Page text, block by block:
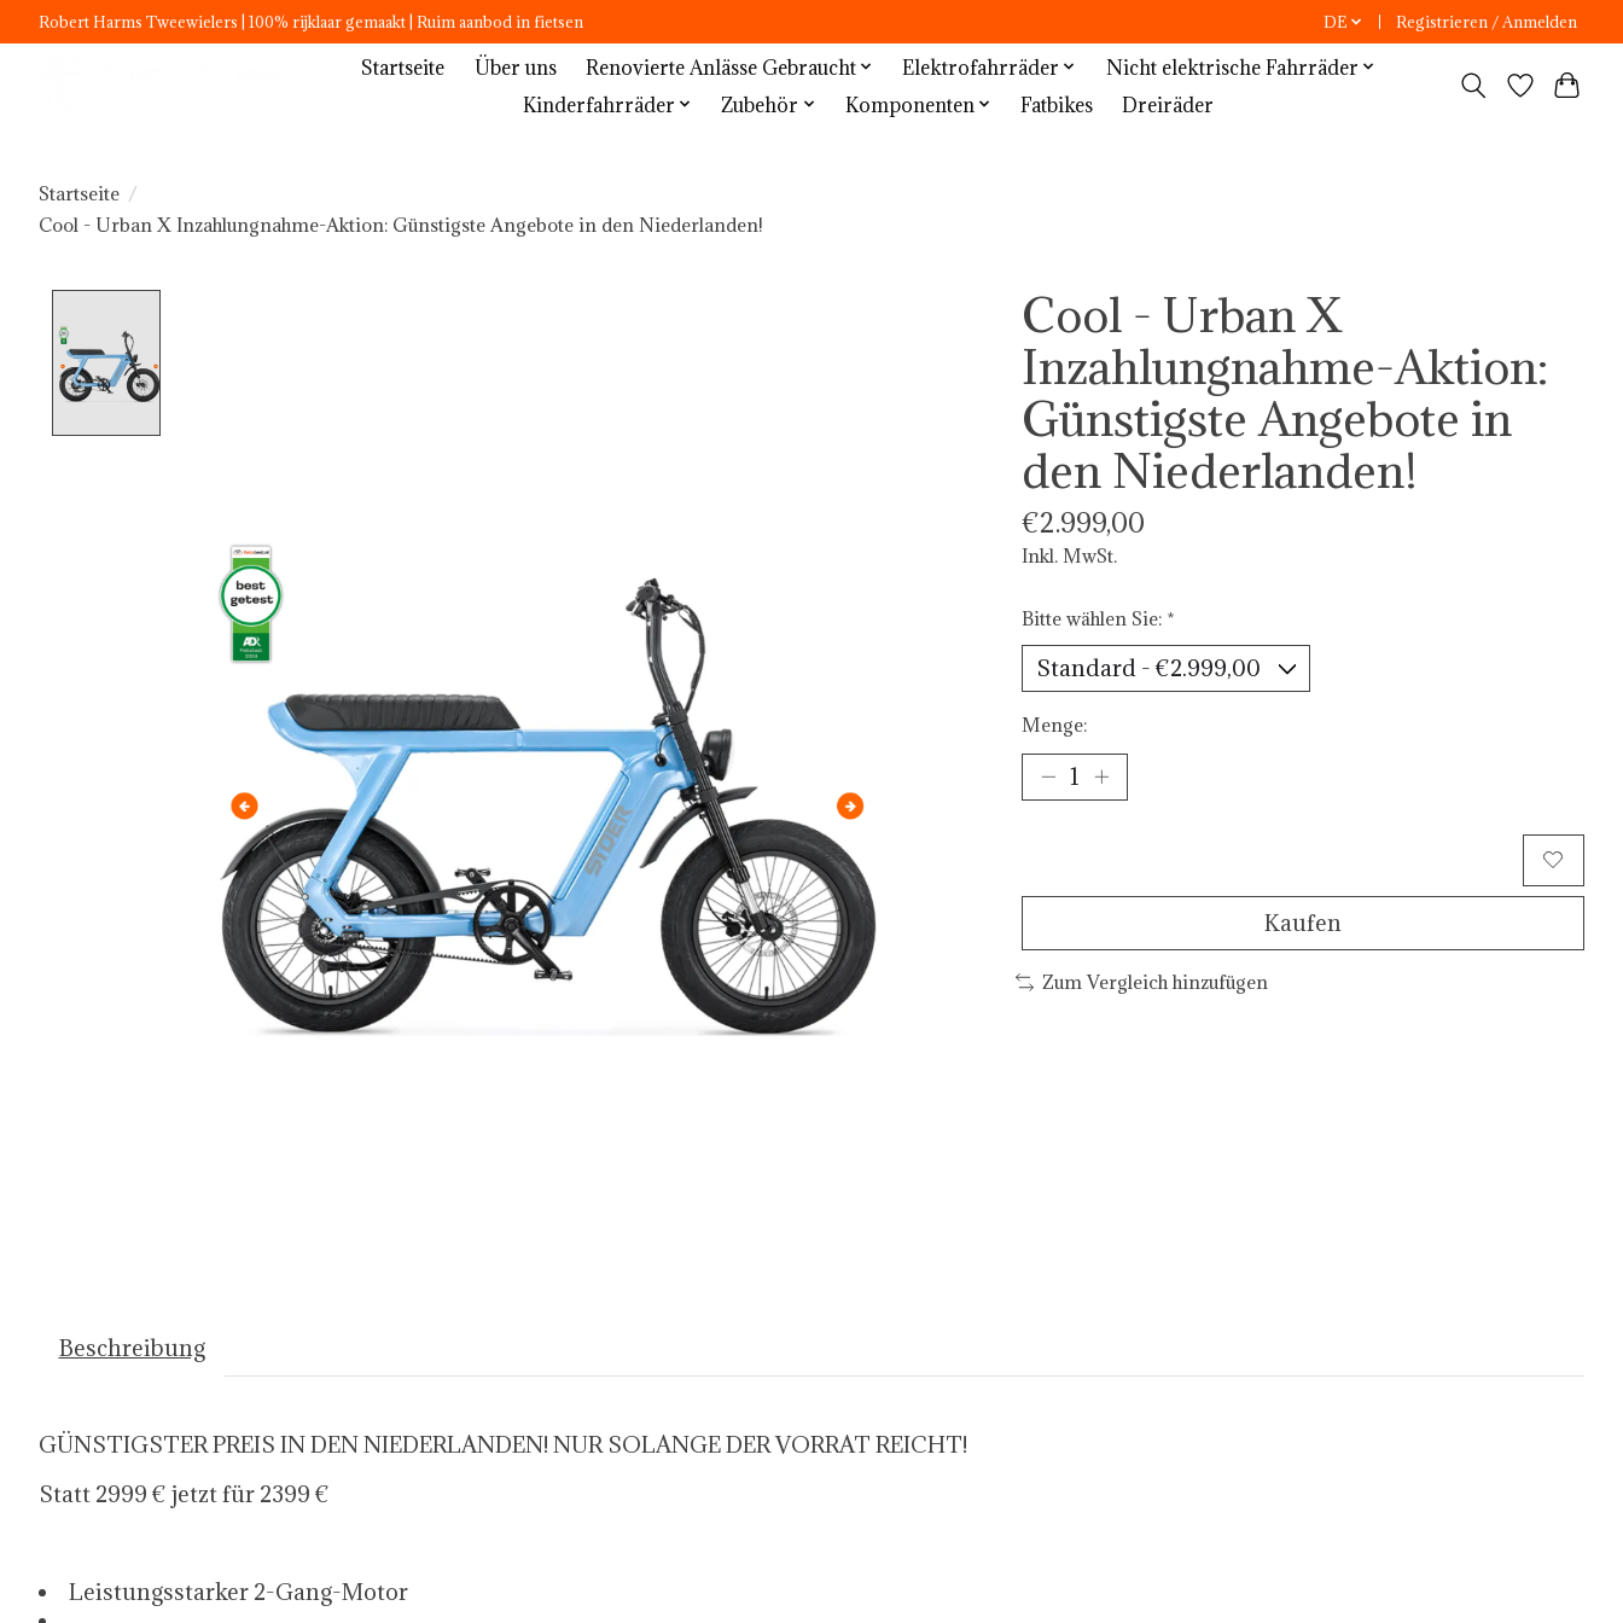
Robert Harms Tweewielers | 100% rijklaar gemaakt | Ruim aanbod in fietsen DE Registrieren / Anmelden
Startseite Über uns Renovierte Anlässe Gebraucht Elektrofahrräder
Nicht elektrische Fahrräder
Kinderfahrräder
Zubehör Komponenten Fatbikes Dreiräder
Startseite /
Cool - Urban X Inzahlungnahme-Aktion: Günstigste Angebote in den Niederlanden!
Cool - Urban X
Inzahlungnahme-Aktion:
Günstigste Angebote in
den Niederlanden!
€2.999,00
Inkl. MwSt.
Bitte wählen Sie: *
Menge:
Kaufen
Zum Vergleich hinzufügen
Beschreibung
GÜNSTIGSTER PREIS IN DEN NIEDERLANDEN! NUR SOLANGE DER VORRAT REICHT!
Statt 2999 € jetzt für 2399 €
Leistungsstarker 2-Gang-Motor